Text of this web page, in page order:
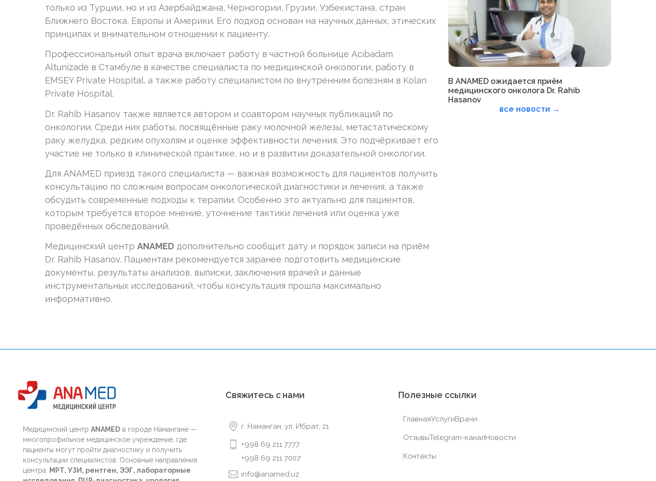
только из Турции, но и из Азербайджана, Черногории, Грузии, Узбекистана, стран
Ближнего Востока, Европы и Америки. Его подход основан на научных данных, этических
принципах и внимательном отношении к пациенту.
Профессиональный опыт врача включает работу в частной больнице Acıbadam
Altunizade в Стамбуле в качестве специалиста по медицинской онкологии, работу в
EMSEY Private Hospital, а также работу специалистом по внутренним болезням в Kolan
Private Hospital.
Dr. Rahib Hasanov также является автором и соавтором научных публикаций по
онкологии. Среди них работы, посвящённые раку молочной железы, метастатическому
раку желудка, редким опухолям и оценке эффективности лечения. Это подчёркивает его
участие не только в клинической практике, но и в развитии доказательной онкологии.
Для ANAMED приезд такого специалиста — важная возможность для пациентов получить
консультацию по сложным вопросам онкологической диагностики и лечения, а также
обсудить современные подходы к терапии. Особенно это актуально для пациентов,
которым требуется второе мнение, уточнение тактики лечения или оценка уже
проведённых обследований.
Медицинский центр ANAMED дополнительно сообщит дату и порядок записи на приём
Dr. Rahib Hasanov. Пациентам рекомендуется заранее подготовить медицинские
документы, результаты анализов, выписки, заключения врачей и данные
инструментальных исследований, чтобы консультация прошла максимально
информативно.
В ANAMED ожидается приём
медицинского онколога Dr. Rahib
Hasanov
все новости →
Медицинский центр ANAMEDв городе Намангане —
многопрофильное медицинское учреждение, где
пациенты могут пройти диагностику и получить
консультации специалистов. Основные направления
центра: МРТ, УЗИ, рентген, ЭЭГ, лабораторные
Свяжитесь с нами
г. Наманган, ул. Ибрат, 21
+998 69 211 7777
+998 69 211 7007
info@anamed.uz
Полезные ссылки
ГлавнаяУслугиВрачи
ОтзывыTelegram-каналНовости
Контакты